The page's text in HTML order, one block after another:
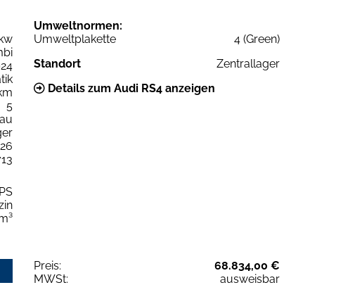
5
Umweltnormen:
Umweltplakette
4 (Green)
Standort
Zentrallager
Details zum Audi RS4 anzeigen
Preis:
68.834,00 €
MWSt:
ausweisbar